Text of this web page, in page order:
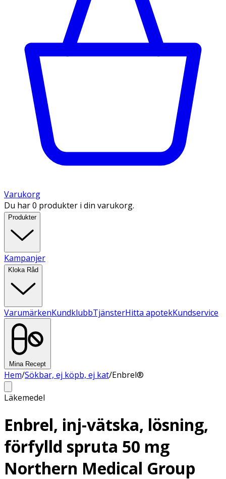
Varukorg
Du har 0 produkter i din varukorg.
Produkter
Kampanjer
Kloka Råd
VarumärkenKundklubbTjänsterHitta apotekKundservice
Mina Recept
Hem/Sökbar, ej köpb, ej kat/Enbrel®
Läkemedel
Enbrel, inj-vätska, lösning,
förfylld spruta 50 mg
Northern Medical Group